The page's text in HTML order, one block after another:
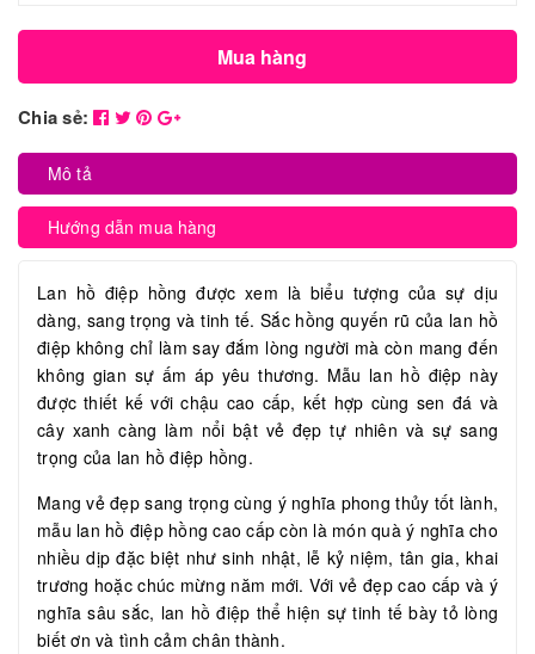
Mua hàng
Chia sẻ:
Mô tả
Hướng dẫn mua hàng
Lan hồ điệp hồng được xem là biểu tượng của sự dịu
dàng, sang trọng và tinh tế. Sắc hồng quyến rũ của lan hồ
điệp không chỉ làm say đắm lòng người mà còn mang đến
không gian sự ấm áp yêu thương. Mẫu lan hồ điệp này
được thiết kế với chậu cao cấp, kết hợp cùng sen đá và
cây xanh càng làm nổi bật vẻ đẹp tự nhiên và sự sang
trọng của lan hồ điệp hồng.
Mang vẻ đẹp sang trọng cùng ý nghĩa phong thủy tốt lành,
mẫu lan hồ điệp hồng cao cấp còn là món quà ý nghĩa cho
nhiều dịp đặc biệt như sinh nhật, lễ kỷ niệm, tân gia, khai
trương hoặc chúc mừng năm mới. Với vẻ đẹp cao cấp và ý
nghĩa sâu sắc, lan hồ điệp thể hiện sự tinh tế bày tỏ lòng
biết ơn và tình cảm chân thành.